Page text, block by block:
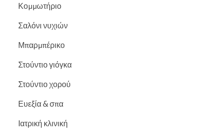
Κομμωτήριο
Σαλόνι νυχιών
Μπαρμπέρικο
Στούντιο γιόγκα
Στούντιο χορού
Ευεξία & σπα
Ιατρική κλινική